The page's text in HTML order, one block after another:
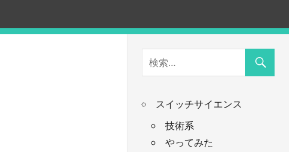
スイッチサイエンス
技術系
やってみた